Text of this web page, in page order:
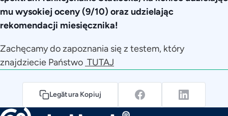
mu wysokiej oceny (9/10) oraz udzielając
rekomendacji miesięcznika!
Zachęcamy do zapoznania się z testem, który
znajdziecie Państwo TUTAJ
Legătura Kopiuj